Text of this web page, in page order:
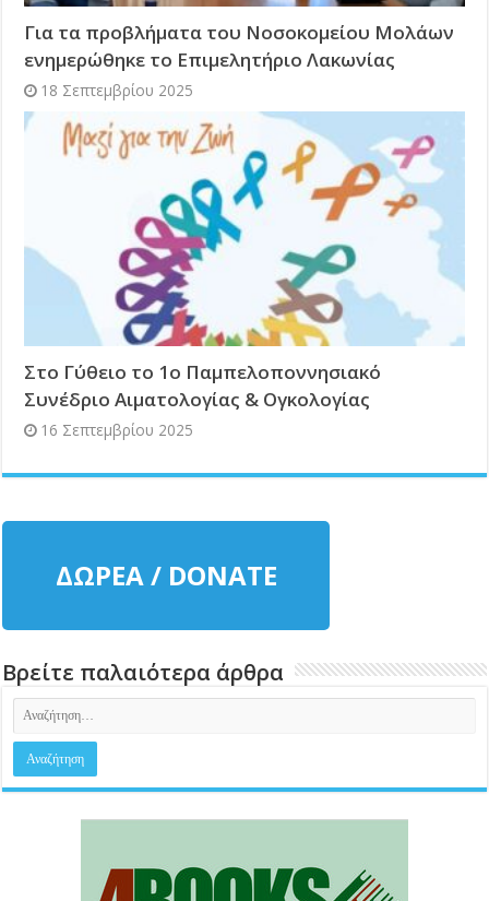
Για τα προβλήματα του Νοσοκομείου Μολάων
ενημερώθηκε το Επιμελητήριο Λακωνίας
18 Σεπτεμβρίου 2025
Στο Γύθειο το 1ο Παμπελοποννησιακό
Συνέδριο Αιματολογίας & Ογκολογίας
16 Σεπτεμβρίου 2025
ΔΩΡΕΑ / DONATE
Βρείτε παλαιότερα άρθρα